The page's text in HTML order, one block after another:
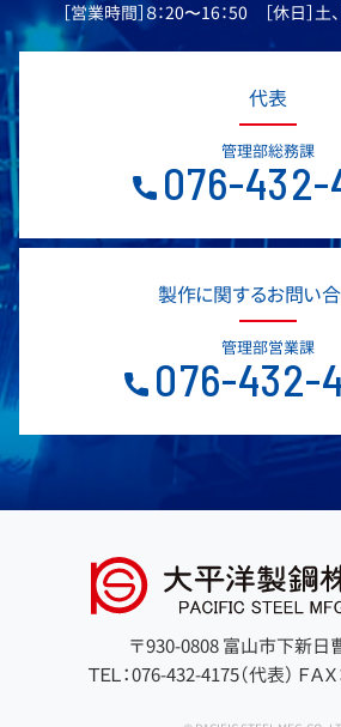
［営業時間］８：20〜16：50 ［休日］土
代表
管理部総務課
076-432-
製作に関するお問い
管理部営業課
076-432-
〒930-0808 富山市下新日
ＴＥＬ：076-432-4175（代表） ＦＡ